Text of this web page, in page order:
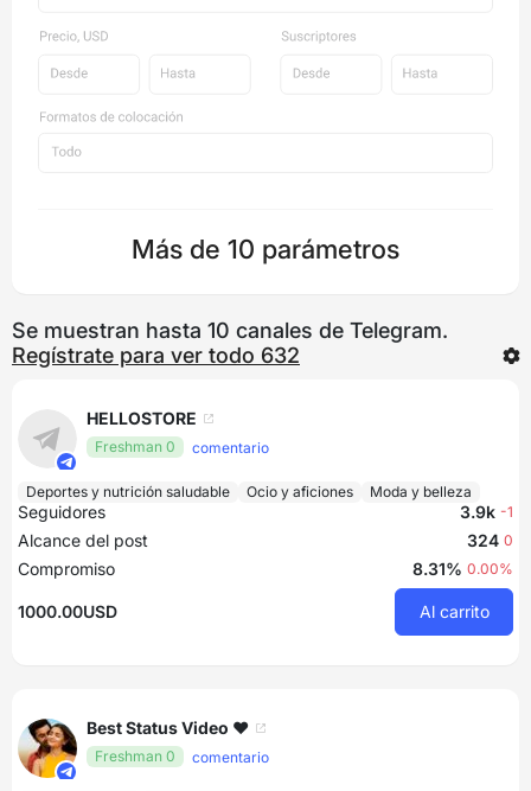
Más de 10 parámetros
Se muestran hasta 10 canales de Telegram.
Regístrate para ver todo 632
HELLOSTORE
Freshman 0 comentario
Deportes y nutrición saludable Ocio y aficiones Moda y belleza
Seguidores 3.9k -1
Alcance del post 324 0
Compromiso 8.31% 0.00%
1000.00USD Al carrito
Best Status Video ❤️
Freshman 0 comentario